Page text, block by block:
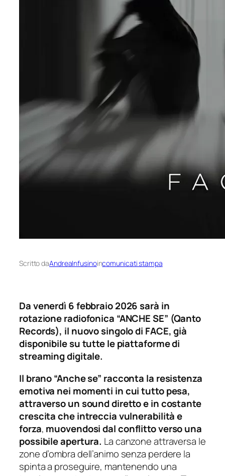
Scritto daAndreaInfusinoincomunicati stampa
Da venerdì 6 febbraio 2026 sarà in
rotazione radiofonica “ANCHE SE” (Qanto
Records), il nuovo singolo di FACE, già
disponibile su tutte le piattaforme di
streaming digitale.
Il brano “Anche se” racconta la resistenza
emotiva nei momenti in cui tutto pesa,
attraverso un sound diretto e in costante
crescita che intreccia vulnerabilità e
forza, muovendosi dal conflitto verso una
possibile apertura. La canzone attraversa le
zone d’ombra dell’animo senza perdere la
spinta a proseguire, mantenendo una